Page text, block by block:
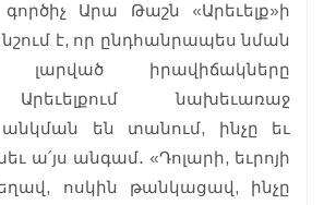
Արա Թաշն «Արեւելք»ի
նշում է, որ ընդհանրապես նման
լարված իրավիճակները
նախեւառաջ
են տանում, ինչը եւ
ա՛յս անգամ․ «Դոլարի, եւրոյի
ոսկին թանկացավ, ինչը